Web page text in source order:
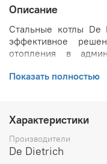
Описание
Стальные котлы
эффективное
отопления в
Производство в
Высокая
Возможность
Показать полностью
Характеристики
Производители
De Dietrich